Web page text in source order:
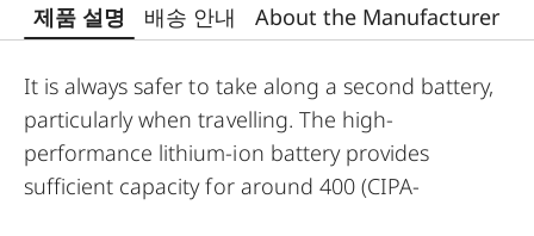
제품 설명 배송 안내 About the Manufacturer
It is always safer to take along a second battery,
particularly when travelling. The high-
performance lithium-ion battery provides
sufficient capacity for around 400 (CIPA-